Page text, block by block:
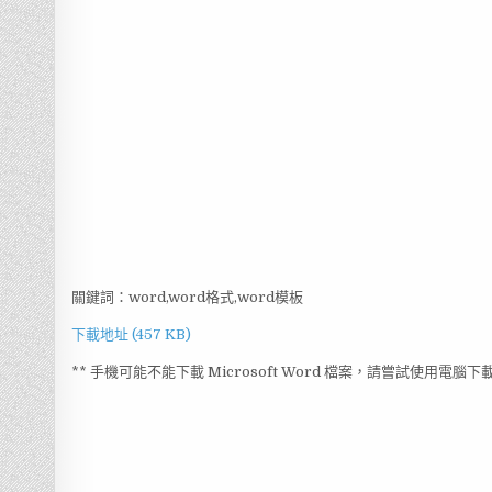
關鍵詞：word,word格式,word模板
下載地址 (457 KB)
** 手機可能不能下載 Microsoft Word 檔案，請嘗試使用電腦下